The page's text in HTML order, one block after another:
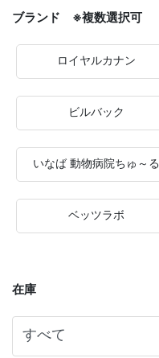
ブランド ※複数選択可
ロイヤルカナン
ビルバック
いなば 動物病院ちゅ～る
ベッツラボ
在庫